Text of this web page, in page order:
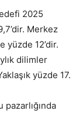
2025
Merkez
yüzde 12’dir.
dilimler
yüzde 17.